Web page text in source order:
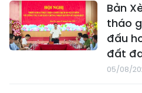
Bản
tháo
đấu
đất
05/08/